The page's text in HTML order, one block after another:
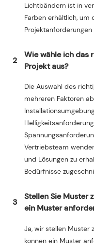
Lichtbändern ist in
Farben erhältlich, um
2
Wie wähle ich das
Projekt aus?
Die Auswahl des
mehreren Faktoren
Vertriebsteam
und Lösungen zu
Bedürfnisse
3
Stellen Sie Muster
ein Muster
Ja, wir stellen Muster
können ein Muster